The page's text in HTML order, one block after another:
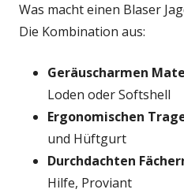
Was macht einen Blaser
Die Kombination aus:
Geräuscharmen
Loden oder Softshell
Ergonomischen
und Hüftgurt
Durchdachten
Hilfe, Proviant